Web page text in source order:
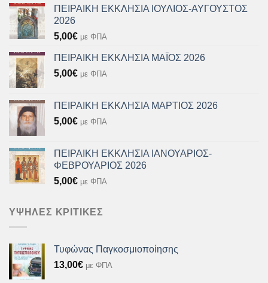
ΠΕΙΡΑΙΚΗ ΕΚΚΛΗΣΙΑ ΙΟΥΛΙΟΣ-ΑΥΓΟΥΣΤΟΣ
2026
5,00€ με ΦΠΑ
ΠΕΙΡΑΙΚΗ ΕΚΚΛΗΣΙΑ ΜΑΪΟΣ 2026
5,00€ με ΦΠΑ
ΠΕΙΡΑΙΚΗ ΕΚΚΛΗΣΙΑ ΜΑΡΤΙΟΣ 2026
5,00€ με ΦΠΑ
ΠΕΙΡΑΙΚΗ ΕΚΚΛΗΣΙΑ ΙΑΝΟΥΑΡΙΟΣ-
ΦΕΒΡΟΥΑΡΙΟΣ 2026
5,00€ με ΦΠΑ
ΥΨΗΛΈΣ ΚΡΙΤΙΚΈΣ
Τυφώνας Παγκοσμιοποίησης
13,00€ με ΦΠΑ